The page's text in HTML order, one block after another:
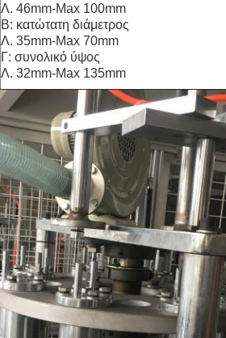
Λ. 46mm-Max 100mm
Β: κατώτατη διάμετρος
Λ. 35mm-Max 70mm
Γ: συνολικό ύψος
Λ. 32mm-Max 135mm